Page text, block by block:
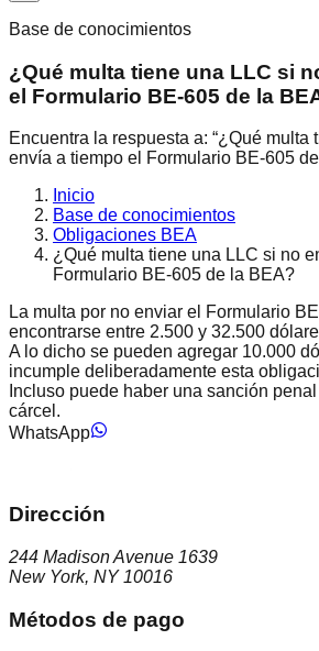
Base de conocimientos
¿Qué multa tiene una LLC si
el Formulario BE-605 de la
Encuentra la respuesta a: “¿Qué multa
envía a tiempo el Formulario BE-605
Inicio
Base de conocimientos
Obligaciones BEA
¿Qué multa tiene una LLC si no
Formulario BE-605 de la BEA?
La multa por no enviar el Formulario
encontrarse entre 2.500 y 32.500
A lo dicho se pueden agregar 10.000
incumple deliberadamente esta
Incluso puede haber una sanción
cárcel.
WhatsApp
Dirección
244 Madison Avenue 1639
New York, NY 10016
Métodos de pago